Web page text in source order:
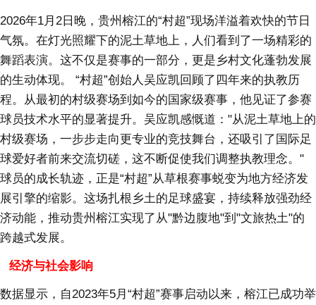
2026年1月2日晚，贵州榕江的“村超”现场洋溢着欢快的节日
气氛。在灯光照耀下的泥土草地上，人们看到了一场精彩的
舞蹈表演。这不仅是赛事的一部分，更是乡村文化蓬勃发展
的生动体现。 “村超”创始人吴应凯回顾了四年来的执教历
程。从最初的村级赛场到如今的国家级赛事，他见证了参赛
球员技术水平的显著提升。吴应凯感慨道："从泥土草地上的
村级赛场，一步步走向更专业的竞技舞台，还吸引了国际足
球爱好者前来交流切磋，这不断促使我们调整执教理念。"
球员的成长轨迹，正是“村超”从草根赛事蜕变为地方经济发
展引擎的缩影。这场扎根乡土的足球盛宴，持续释放强劲经
济动能，推动贵州榕江实现了从"黔边腹地"到"文旅热土"的
跨越式发展。
经济与社会影响
数据显示，自2023年5月“村超”赛事启动以来，榕江已成功举